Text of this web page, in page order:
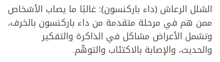
الشلل الرعاش (داء باركنسون): غالبًا ما يصاب الأشخاص
ممن هم في مرحلة متقدمة من داء باركنسون بالخرف،
وتشمل الأعراض مشاكل في الذاكرة والتفكير
والحديث، والإصابة بالاكتئاب والتوهّم.